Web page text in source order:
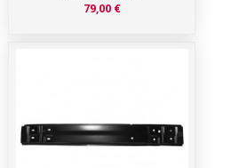
79,00 €